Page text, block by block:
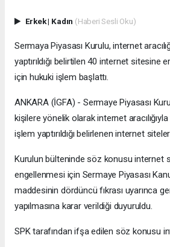
Erkek| Kadın (Haberi Sesli Oku)
Sermaya Piyasası Kurulu, internet
yaptırıldığı belirtilen 40 internet sitesine
için hukuki işlem başlattı.
ANKARA (İGFA) - Sermaye Piyasası
kişilere yönelik olarak internet aracılığıyla
işlem yaptırıldığı belirlenen internet
Kurulun bülteninde söz konusu internet
engellenmesi için Sermaye Piyasası
maddesinin dördüncü fıkrası uyarınca
yapılmasına karar verildiği duyuruldu.
SPK tarafından ifşa edilen söz konusu